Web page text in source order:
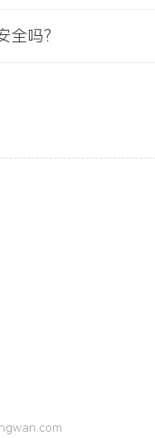
转换逻辑，通过
务需求到技术架构的快
引入Go栈与事件驱动模
级用户规模。项目与
知识库平台的核心模块
范与CI/CD流程，带领小
：逻辑清晰，沟通表达
对新技术保持敏感，乐
全吗？